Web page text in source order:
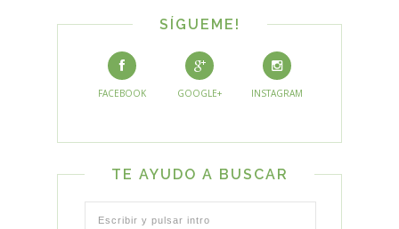
SÍGUEME!
FACEBOOK GOOGLE+ INSTAGRAM
TE AYUDO A BUSCAR